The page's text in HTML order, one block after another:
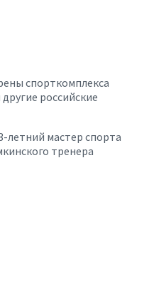
спорткомплекса
российские
летний мастер спорта
тренера